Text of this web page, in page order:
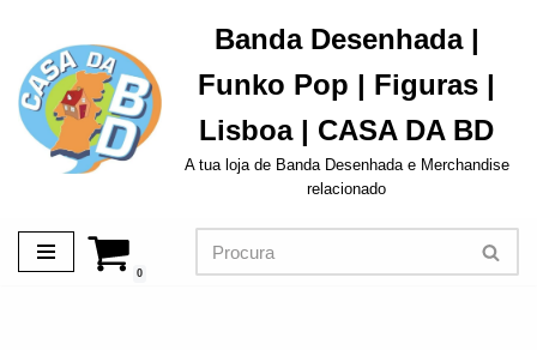
Avançar
para
o
conteúdo
Banda Desenhada |
Funko Pop | Figuras |
Lisboa | CASA DA BD
A tua loja de Banda Desenhada e Merchandise
relacionado
0